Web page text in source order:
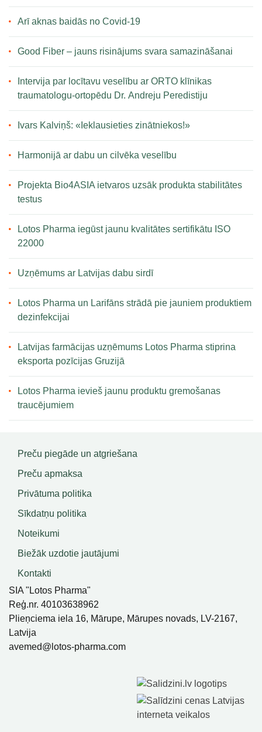
Arī aknas baidās no Covid-19
Good Fiber – jauns risinājums svara samazināšanai
Intervija par locītavu veselību ar ORTO klīnikas
traumatologu-ortopēdu Dr. Andreju Peredistiju
Ivars Kalviņš: «Ieklausieties zinātniekos!»
Harmonijā ar dabu un cilvēka veselību
Projekta Bio4ASIA ietvaros uzsāk produkta stabilitātes
testus
Lotos Pharma iegūst jaunu kvalitātes sertifikātu ISO
22000
Uzņēmums ar Latvijas dabu sirdī
Lotos Pharma un Larifāns strādā pie jauniem produktiem
dezinfekcijai
Latvijas farmācijas uzņēmums Lotos Pharma stiprina
eksporta pozīcijas Gruzijā
Lotos Pharma ievieš jaunu produktu gremošanas
traucējumiem
Preču piegāde un atgriešana
Preču apmaksa
Privātuma politika
Sīkdatņu politika
Noteikumi
Biežāk uzdotie jautājumi
Kontakti
SIA "Lotos Pharma"
Reģ.nr. 40103638962
Plieņciema iela 16, Mārupe, Mārupes novads, LV-2167,
Latvija
avemed@lotos-pharma.com